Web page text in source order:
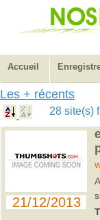
Accueil
Les + récents
28 site(s)
21/12/2013